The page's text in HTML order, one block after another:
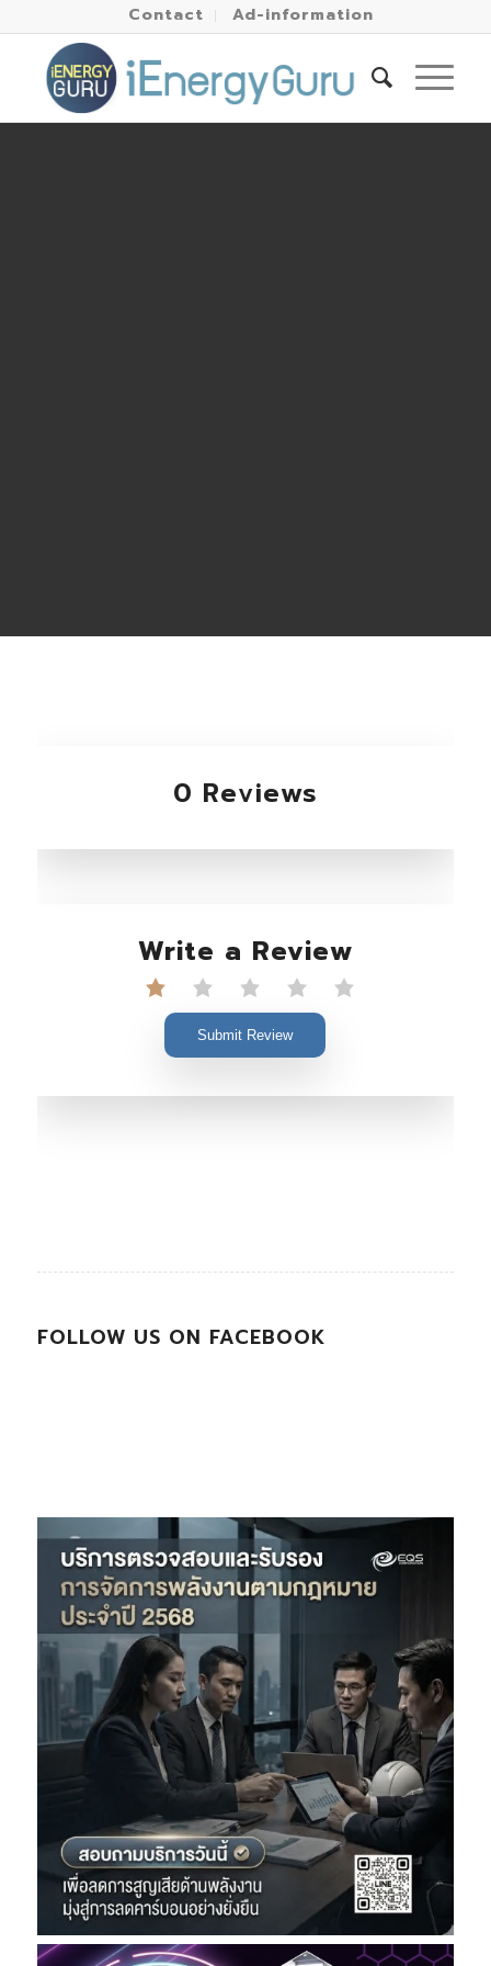
Contact Ad-information
0 Reviews
Write a Review
Submit Review
FOLLOW US ON FACEBOOK